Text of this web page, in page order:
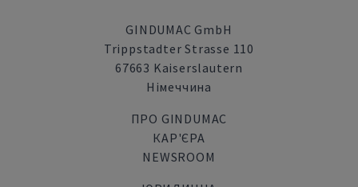
GINDUMAC GmbH
Trippstadter Strasse 110
67663 Kaiserslautern
Німеччина
ПРО GINDUMAC
КАР'ЄРА
NEWSROOM